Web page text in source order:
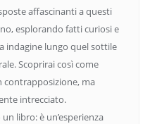
affascinanti a questi
esplorando fatti curiosi e
indagine lungo quel sottile
Scoprirai così come
contrapposizione, ma
intrecciato.
libro: è un’esperienza